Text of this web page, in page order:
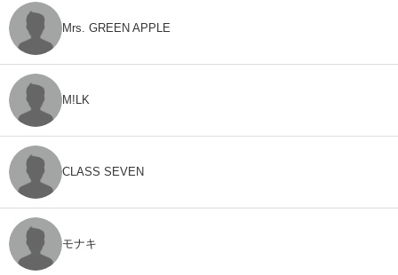
Mrs. GREEN APPLE
M!LK
CLASS SEVEN
モナキ